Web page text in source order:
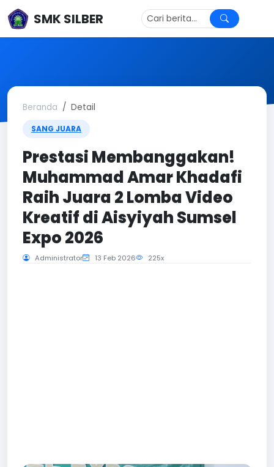
SMK SILBER
Beranda Detail
SANG JUARA
Prestasi Membanggakan!
Muhammad Amar Khadafi
Raih Juara 2 Lomba Video
Kreatif di Aisyiyah Sumsel
Expo 2026
Administrator 13 Feb 2026 225x